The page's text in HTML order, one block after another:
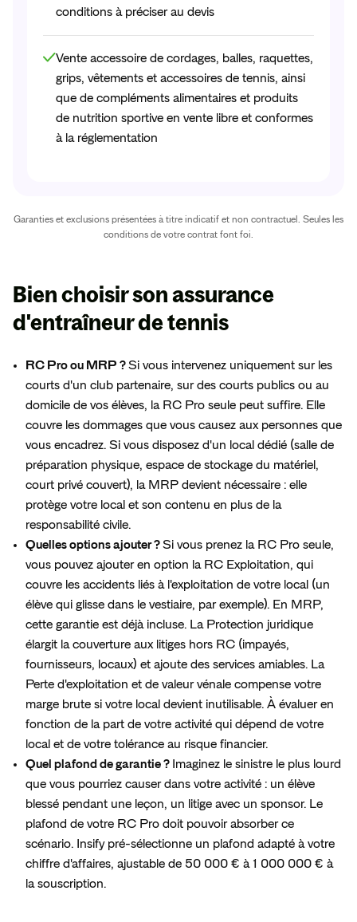
conditions à préciser au devis
Vente accessoire de cordages, balles, raquettes,
grips, vêtements et accessoires de tennis, ainsi
que de compléments alimentaires et produits
de nutrition sportive en vente libre et conformes
à la réglementation
Garanties et exclusions présentées à titre indicatif et non contractuel. Seules les
conditions de votre contrat font foi.
Bien choisir son assurance
d'entraîneur de tennis
RC Pro ou MRP ?Si vous intervenez uniquement sur les
courts d'un club partenaire, sur des courts publics ou au
domicile de vos élèves, la RC Pro seule peut suffire. Elle
couvre les dommages que vous causez aux personnes que
vous encadrez. Si vous disposez d'un local dédié (salle de
préparation physique, espace de stockage du matériel,
court privé couvert), la MRP devient nécessaire : elle
protège votre local et son contenu en plus de la
responsabilité civile.
Quelles options ajouter ?Si vous prenez la RC Pro seule,
vous pouvez ajouter en option la RC Exploitation, qui
couvre les accidents liés à l'exploitation de votre local (un
élève qui glisse dans le vestiaire, par exemple). En MRP,
cette garantie est déjà incluse. La Protection juridique
élargit la couverture aux litiges hors RC (impayés,
fournisseurs, locaux) et ajoute des services amiables. La
Perte d'exploitation et de valeur vénale compense votre
marge brute si votre local devient inutilisable. À évaluer en
fonction de la part de votre activité qui dépend de votre
local et de votre tolérance au risque financier.
Quel plafond de garantie ? Imaginez le sinistre le plus lourd
que vous pourriez causer dans votre activité : un élève
blessé pendant une leçon, un litige avec un sponsor. Le
plafond de votre RC Pro doit pouvoir absorber ce
scénario. Insify pré-sélectionne un plafond adapté à votre
chiffre d'affaires, ajustable de 50 000 € à 1 000 000 € à
la souscription.